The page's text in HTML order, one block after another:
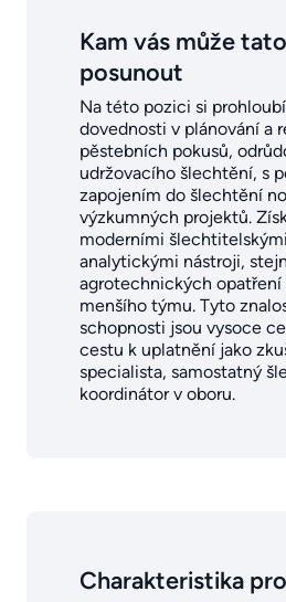
Kam vás může
posunout
Na této pozici si
dovednosti v plánování a
pěstebních pokusů,
udržovacího šlechtění, s
zapojením do šlechtění
výzkumných projektů.
moderními
analytickými nástroji,
agrotechnických opatření
menšího týmu. Tyto
schopnosti jsou vysoce
cestu k uplatnění jako
specialista, samostatný
koordinátor v oboru.
Charakteristika